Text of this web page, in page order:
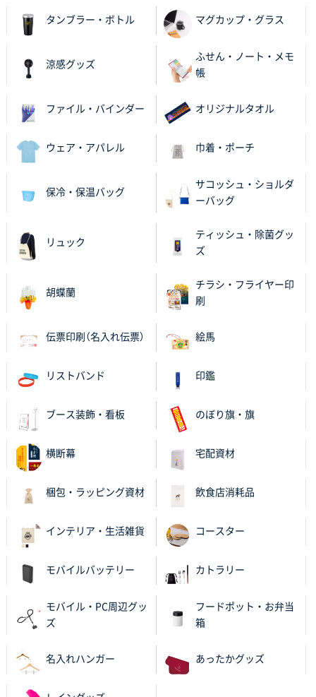
タンブラー・ボトル マグカップ・グラス
涼感グッズ
ふせん・ノート・メモ
帳
ファイル・バインダー オリジナルタオル
ウェア・アパレル 巾着・ポーチ
保冷・保温バッグ
サコッシュ・ショルダ
ーバッグ
リュック
ティッシュ・除菌グッ
ズ
胡蝶蘭
チラシ・フライヤー印
刷
伝票印刷（名入れ伝票） 絵馬
リストバンド 印鑑
ブース装飾・看板 のぼり旗・旗
横断幕 宅配資材
梱包・ラッピング資材 飲食店消耗品
インテリア・生活雑貨 コースター
モバイルバッテリー カトラリー
モバイル・PC周辺グッ
ズ
フードポット・お弁当
箱
名入れハンガー あったかグッズ